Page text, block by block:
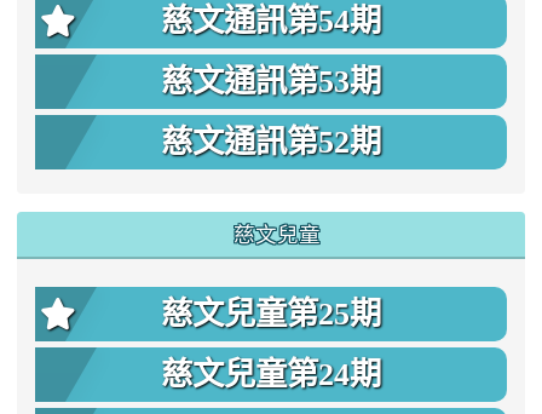
慈文通訊第54期
慈文通訊第53期
慈文通訊第52期
慈文兒童
慈文兒童第25期
慈文兒童第24期